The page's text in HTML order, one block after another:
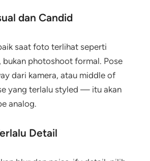
dan Candid
saat foto terlihat seperti
bukan photoshoot formal. Pose
dari kamera, atau middle of
yang terlalu styled — itu akan
analog.
Detail